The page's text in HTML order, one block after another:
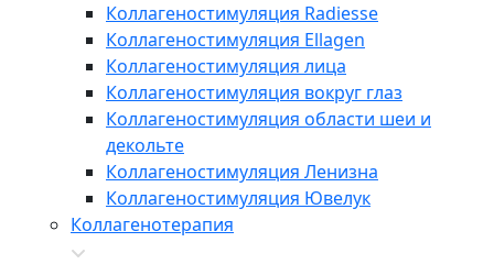
Коллагеностимуляция Radiesse
Коллагеностимуляция Ellagen
Коллагеностимуляция лица
Коллагеностимуляция вокруг глаз
Коллагеностимуляция области шеи и
декольте
Коллагеностимуляция Ленизна
Коллагеностимуляция Ювелук
Коллагенотерапия